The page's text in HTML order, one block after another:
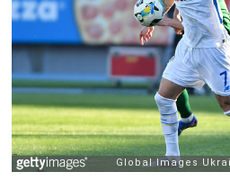
UA
Categories
Главная
Новости футбола
Видео
Трансферы
Новости футбола